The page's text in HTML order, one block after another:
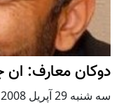
دوکان معارف: ان
سه شنبه 29 آپریل 2008